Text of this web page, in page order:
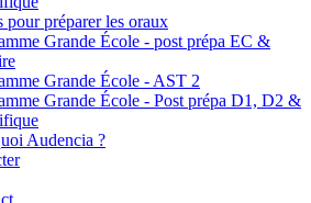
pour préparer les oraux
Grande École - post prépa EC &
Grande École - AST 2
Grande École - Post prépa D1, D2 &
Audencia ?